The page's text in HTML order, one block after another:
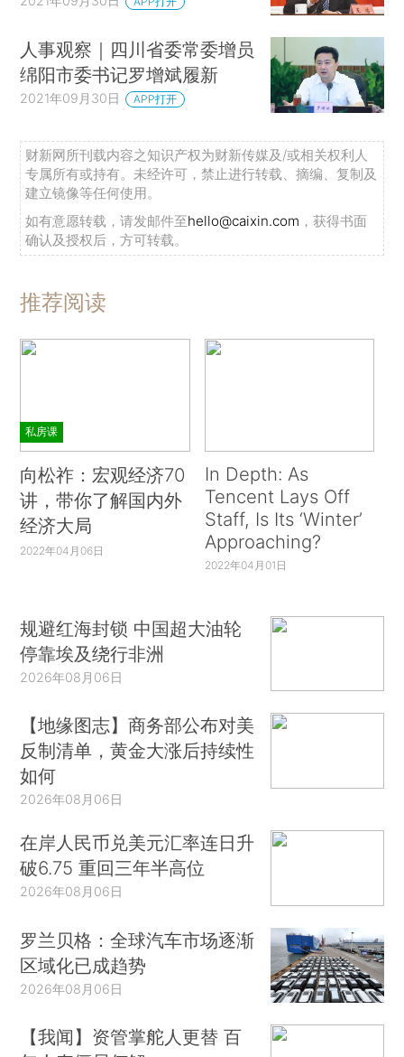
人事观察｜四川省委常委增员
绵阳市委书记罗增斌履新
2021年09月30日 APP打开
财新网所刊载内容之知识产权为财新传媒及/或相关权利人
专属所有或持有。未经许可，禁止进行转载、摘编、复制及
建立镜像等任何使用。
如有意愿转载，请发邮件至hello@caixin.com ，获得书面
确认及授权后，方可转载。
推荐阅读
私房课
向松祚：宏观经济70
讲，带你了解国内外
经济大局
2022年04月06日
In Depth: As
Tencent Lays Off
Staff, Is Its ‘Winter’
Approaching?
2022年04月01日
规避红海封锁 中国超大油轮
停靠埃及绕行非洲
2026年08月06日
【地缘图志】商务部公布对美
反制清单，黄金大涨后持续性
如何
2026年08月06日
在岸人民币兑美元汇率连日升
破6.75 重回三年半高位
2026年08月06日
罗兰贝格：全球汽车市场逐渐
区域化已成趋势
2026年08月06日
【我闻】资管掌舵人更替 百